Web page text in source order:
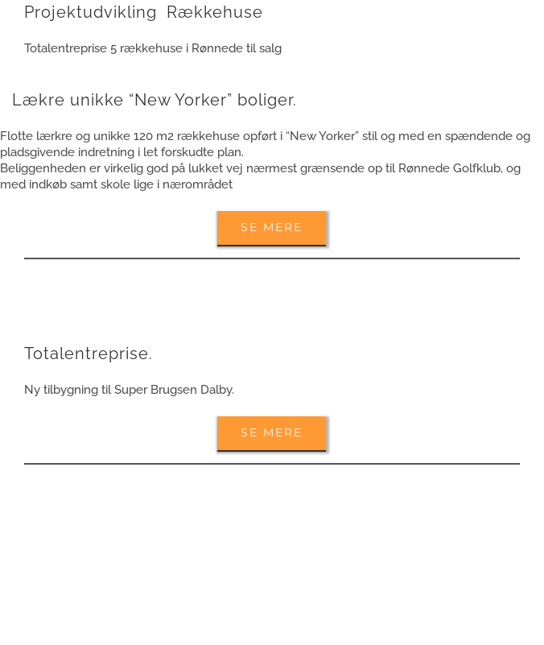
Projektudvikling Rækkehuse
Totalentreprise 5 rækkehuse i Rønnede til salg
Lækre unikke “New Yorker” boliger.
Flotte lærkre og unikke 120 m2 rækkehuse opført i “New Yorker” stil og med en spændende og
pladsgivende indretning i let forskudte plan.
Beliggenheden er virkelig god på lukket vej nærmest grænsende op til Rønnede Golfklub, og
med indkøb samt skole lige i nærområdet
SE MERE
Totalentreprise.
Ny tilbygning til Super Brugsen Dalby.
SE MERE